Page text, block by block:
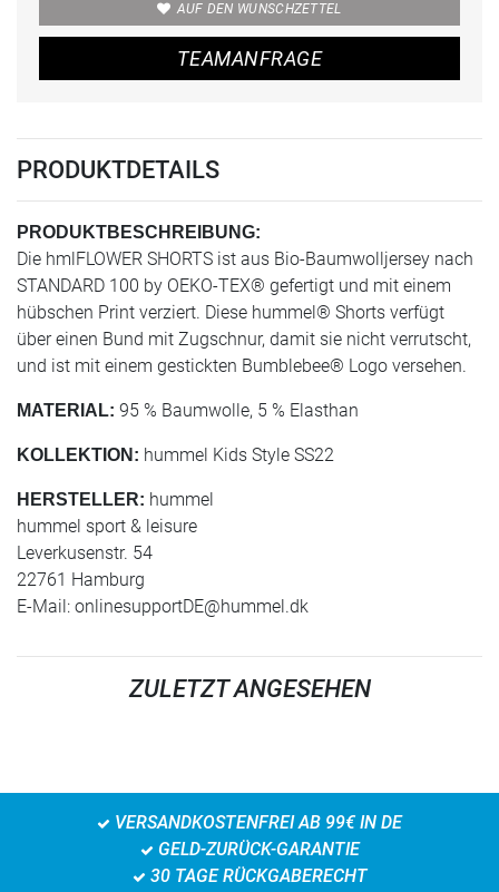
AUF DEN WUNSCHZETTEL
TEAMANFRAGE
PRODUKTDETAILS
PRODUKTBESCHREIBUNG:
Die hmlFLOWER SHORTS ist aus Bio-Baumwolljersey nach
STANDARD 100 by OEKO-TEX® gefertigt und mit einem
hübschen Print verziert. Diese hummel® Shorts verfügt
über einen Bund mit Zugschnur, damit sie nicht verrutscht,
und ist mit einem gestickten Bumblebee® Logo versehen.
MATERIAL: 95 % Baumwolle, 5 % Elasthan
KOLLEKTION: hummel Kids Style SS22
HERSTELLER: hummel
hummel sport & leisure
Leverkusenstr. 54
22761 Hamburg
E-Mail: onlinesupportDE@hummel.dk
ZULETZT ANGESEHEN
VERSANDKOSTENFREI AB 99€ IN DE
GELD-ZURÜCK-GARANTIE
30 TAGE RÜCKGABERECHT